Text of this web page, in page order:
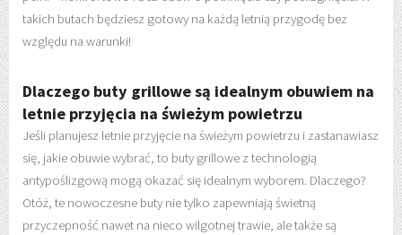
takich butach będziesz gotowy na każdą letnią przygodę bez
względu na warunki!
Dlaczego buty grillowe są idealnym obuwiem na
letnie przyjęcia na świeżym powietrzu
Jeśli planujesz letnie przyjęcie na świeżym powietrzu i zastanawiasz
się, jakie obuwie wybrać, to buty grillowe z technologią
antypoślizgową mogą okazać się idealnym wyborem. Dlaczego?
Otóż, te nowoczesne buty nie tylko zapewniają świetną
przyczepność nawet na nieco wilgotnej trawie, ale także są